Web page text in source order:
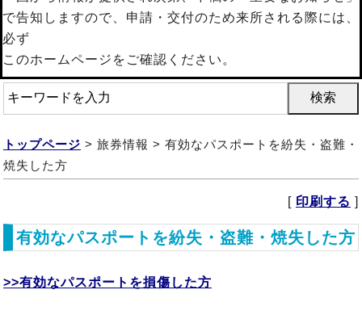
で告知しますので、申請・交付のため来所される際には、
必ず
このホームページをご確認ください。
トップページ > 旅券情報 > 有効なパスポートを紛失・盗難・
焼失した方
[ 印刷する ]
有効なパスポートを紛失・盗難・焼失した方
>>有効なパスポートを損傷した方